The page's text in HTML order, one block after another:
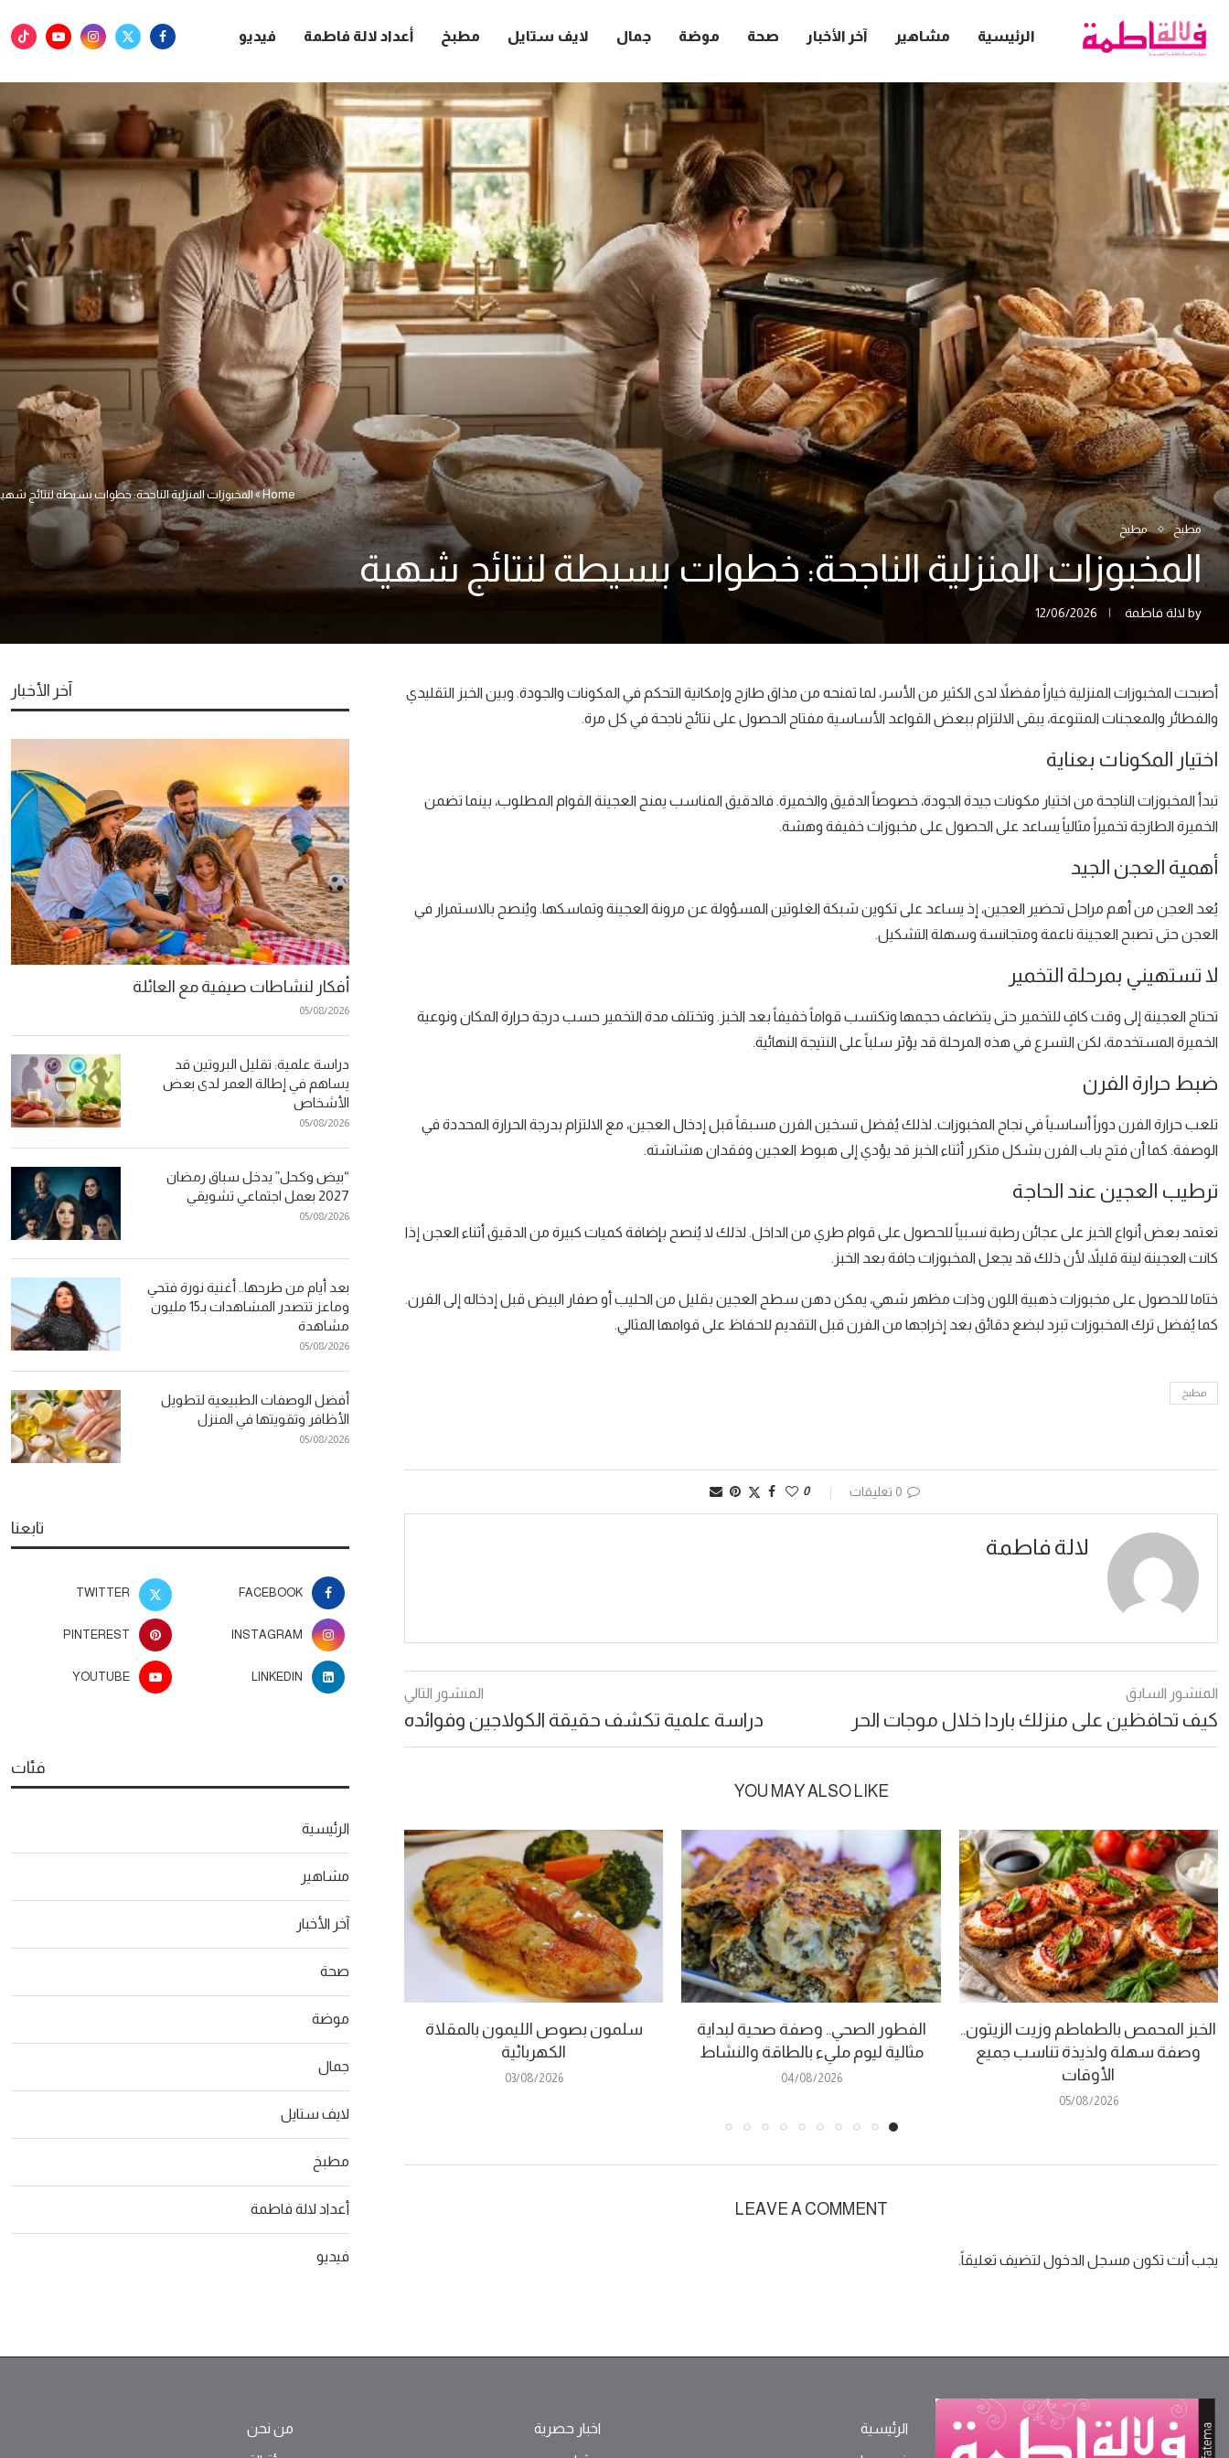
الرئيسية مشاهير آخر الأخبار صحة موضة جمال لايف ستايل مطبخ أعداد لالة فاطمة فيديو
Home
»المخبوزات المنزلية الناجحة: خطوات بسيطة لنتائج
مطبخ مطبخ
المخبوزات المنزلية الناجحة: خطوات بسيطة لنتائج شهية
by لالة فاطمة 12/06/2026
أصبحت المخبوزات المنزلية خياراً مفضلاً لدى الكثير من الأسر، لما تمنحه من مذاق طازج وإمكانية التحكم في المكونات والجودة. وبين الخبز التقليدي
والفطائر والمعجنات المتنوعة، يبقى الالتزام ببعض القواعد الأساسية مفتاح الحصول على نتائج ناجحة في كل مرة.
اختيار المكونات بعناية
تبدأ المخبوزات الناجحة من اختيار مكونات جيدة الجودة، خصوصاً الدقيق والخميرة. فالدقيق المناسب يمنح العجينة القوام المطلوب، بينما تضمن
الخميرة الطازجة تخميراً مثالياً يساعد على الحصول على مخبوزات خفيفة وهشة.
أهمية العجن الجيد
يُعد العجن من أهم مراحل تحضير العجين، إذ يساعد على تكوين شبكة الغلوتين المسؤولة عن مرونة العجينة وتماسكها. ويُنصح بالاستمرار في
العجن حتى تصبح العجينة ناعمة ومتجانسة وسهلة التشكيل.
لا تستهيني بمرحلة التخمير
تحتاج العجينة إلى وقت كافٍ للتخمير حتى يتضاعف حجمها وتكتسب قواماً خفيفاً بعد الخبز. وتختلف مدة التخمير حسب درجة حرارة المكان ونوعية
الخميرة المستخدمة، لكن التسرع في هذه المرحلة قد يؤثر سلباً على النتيجة النهائية.
ضبط حرارة الفرن
تلعب حرارة الفرن دوراً أساسياً في نجاح المخبوزات. لذلك يُفضل تسخين الفرن مسبقاً قبل إدخال العجين، مع الالتزام بدرجة الحرارة المحددة في
الوصفة. كما أن فتح باب الفرن بشكل متكرر أثناء الخبز قد يؤدي إلى هبوط العجين وفقدان هشاشته.
ترطيب العجين عند الحاجة
تعتمد بعض أنواع الخبز على عجائن رطبة نسبياً للحصول على قوام طري من الداخل. لذلك لا يُنصح بإضافة كميات كبيرة من الدقيق أثناء العجن إذا
كانت العجينة لينة قليلاً، لأن ذلك قد يجعل المخبوزات جافة بعد الخبز.
ختاما للحصول على مخبوزات ذهبية اللون وذات مظهر شهي، يمكن دهن سطح العجين بقليل من الحليب أو صفار البيض قبل إدخاله إلى الفرن.
كما يُفضل ترك المخبوزات تبرد لبضع دقائق بعد إخراجها من الفرن قبل التقديم للحفاظ على قوامها المثالي.
مطبخ
0 تعليقات 0
لالة فاطمة
المنشور السابق
كيف تحافظين على منزلك باردا خلال موجات الحر
المنشور التالي
دراسة علمية تكشف حقيقة الكولاجين وفوائده
YOU MAY ALSO LIKE
الخبز المحمص بالطماطم وزيت الزيتون..
وصفة سهلة ولذيذة تناسب جميع
الأوقات
05/08/2026
الفطور الصحي.. وصفة صحية لبداية
مثالية ليوم مليء بالطاقة والنشاط
04/08/2026
سلمون بصوص الليمون بالمقلاة
الكهربائية
03/08/2026
سلطة بينا كولادا الاستوائية.. وصفة
LEAVE A COMMENT
يجب أنت تكون مسجل الدخول لتضيف تعليقاً.
آخر الأخبار
أفكار لنشاطات صيفية مع العائلة
05/08/2026
دراسة علمية: تقليل البروتين قد
يساهم في إطالة العمر لدى بعض
الأشخاص
05/08/2026
“بيض وكحل” يدخل سباق رمضان
2027 بعمل اجتماعي تشويقي
05/08/2026
بعد أيام من طرحها.. أغنية نورة فتحي
وماعز تتصدر المشاهدات بـ15 مليون
مشاهدة
05/08/2026
أفضل الوصفات الطبيعية لتطويل
الأظافر وتقويتها في المنزل
05/08/2026
تابعنا
FACEBOOK
TWITTER
INSTAGRAM
PINTEREST
LINKEDIN
YOUTUBE
فئات
الرئيسية
مشاهير
آخر الأخبار
صحة
موضة
جمال
لايف ستايل
مطبخ
أعداد لالة فاطمة
فيديو
الرئيسية اخبار حصرية من نحن